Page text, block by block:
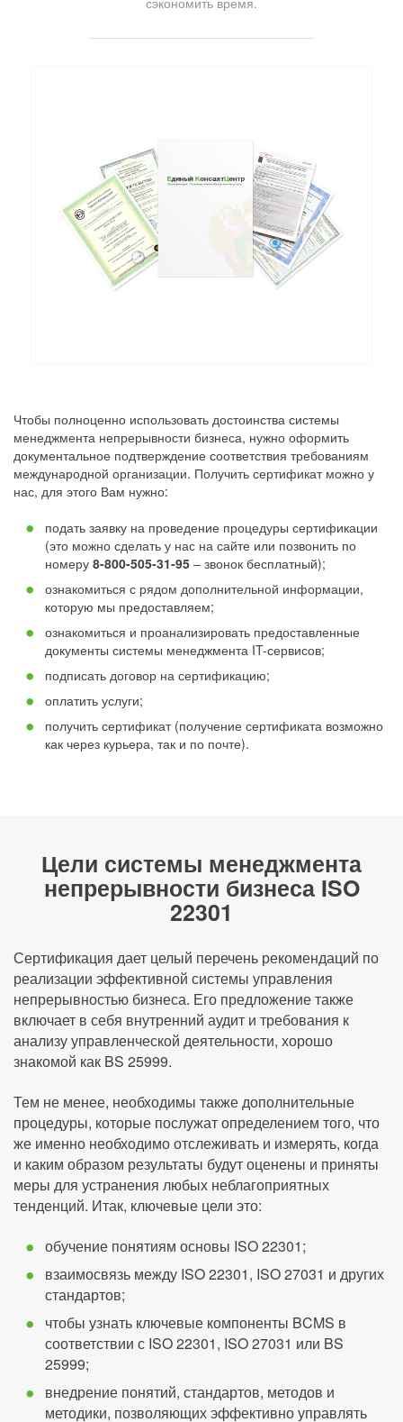
Чтобы полноценно использовать достоинства системы
менеджмента непрерывности бизнеса, нужно оформить
документальное подтверждение соответствия требованиям
международной организации. Получить сертификат можно у
нас, для этого Вам нужно:
подать заявку на проведение процедуры сертификации
(это можно сделать у нас на сайте или позвонить по
номеру 8-800-505-31-95 – звонок бесплатный);
ознакомиться с рядом дополнительной информации,
которую мы предоставляем;
ознакомиться и проанализировать предоставленные
документы системы менеджмента IT-сервисов;
подписать договор на сертификацию;
оплатить услуги;
получить сертификат (получение сертификата возможно
как через курьера, так и по почте).
Цели системы менеджмента
непрерывности бизнеса ISO
22301
Сертификация дает целый перечень рекомендаций по
реализации эффективной системы управления
непрерывностью бизнеса. Его предложение также
включает в себя внутренний аудит и требования к
анализу управленческой деятельности, хорошо
знакомой как BS 25999.
Тем не менее, необходимы также дополнительные
процедуры, которые послужат определением того, что
же именно необходимо отслеживать и измерять, когда
и каким образом результаты будут оценены и приняты
меры для устранения любых неблагоприятных
тенденций. Итак, ключевые цели это:
обучение понятиям основы ISO 22301;
взаимосвязь между ISO 22301, ISO 27031 и других
стандартов;
чтобы узнать ключевые компоненты BCMS в
соответствии с ISO 22301, ISO 27031 или BS
25999;
внедрение понятий, стандартов, методов и
методики, позволяющих эффективно управлять